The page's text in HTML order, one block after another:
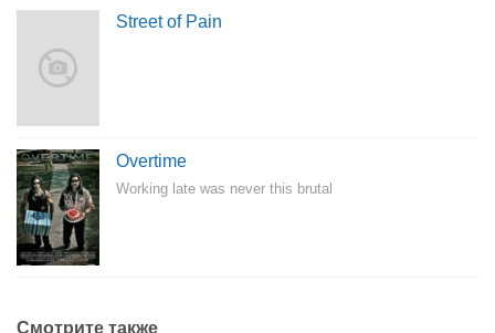
Street of Pain
Overtime
Working late was never this brutal
Смотрите также